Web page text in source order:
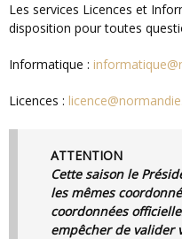
Les services Licences et Informatique se tiennent à votre
disposition pour toutes
Informatique :
Licences :
ATTENTION
Cette saison le
les mêmes
coordonnées
empêcher de valider